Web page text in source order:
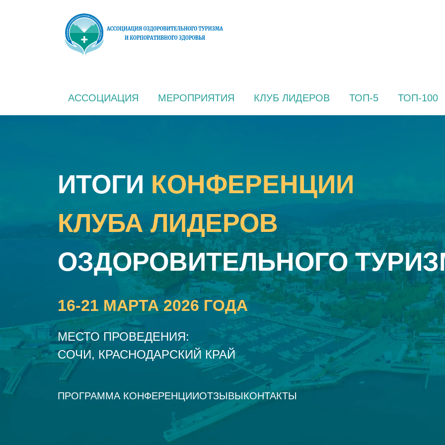
АССОЦИАЦИЯ МЕРОПРИЯТИЯ КЛУБ ЛИДЕРОВ ТОП-5 ТОП-100
ИТОГИ КОНФЕРЕНЦИИ
КЛУБА ЛИДЕРОВ
ОЗДОРОВИТЕЛЬНОГО
16-21 МАРТА 2026 ГОДА
МЕСТО ПРОВЕДЕНИЯ:
CОЧИ, КРАСНОДАРСКИЙ КРАЙ
ПРОГРАММА КОНФЕРЕНЦИИОТЗЫВЫКОНТАКТЫ